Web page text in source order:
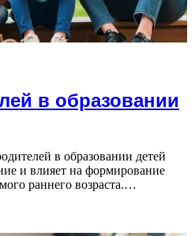
в образовании
в образовании детей
и влияет на формирование
раннего возраста.…